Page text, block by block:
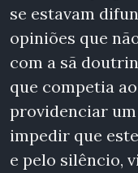
se estavam
opiniões que
com a sã
que competia
providenciar
impedir que
e pelo silêncio,